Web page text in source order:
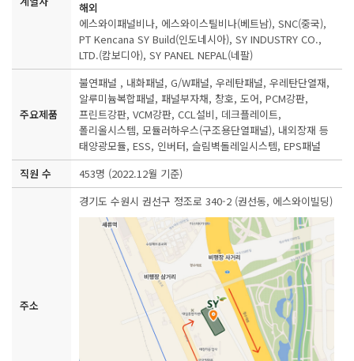
해외
에스와이패널비나, 에스와이스틸비나(베트남), SNC(중국),
PT Kencana SY Build(인도네시아), SY INDUSTRY CO.,
LTD.(캄보디아), SY PANEL NEPAL(네팔)
주요제품
불연패널 , 내화패널, G/W패널, 우레탄패널, 우레탄단열재,
알루미늄복합패널, 패널부자채, 창호, 도어, PCM강판,
프린트강판, VCM강판, CCL설비, 데크플레이트,
폴리올시스템, 모듈러하우스(구조용단열패널), 내외장재 등
태양광모듈, ESS, 인버터, 슬림벽돌레일시스템, EPS패널
직원 수
453명 (2022.12월 기준)
주소
경기도 수원시 권선구 정조로 340-2 (권선동, 에스와이빌딩)